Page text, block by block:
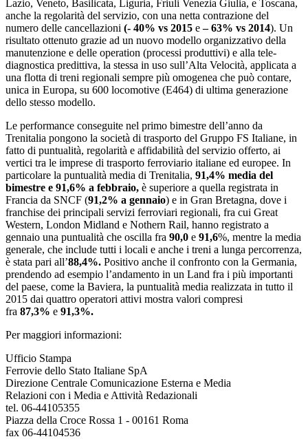
Lazio, Veneto, Basilicata, Liguria, Friuli Venezia Giulia, e Toscana,
anche la regolarità del servizio, con una netta contrazione del
numero delle cancellazioni (- 40% vs 2015 e– 63% vs 2014). Un
risultato ottenuto grazie ad un nuovo modello organizzativo della
manutenzione e delle operation (processi produttivi) e alla tele-
diagnostica predittiva, la stessa in uso sull’Alta Velocità, applicata a
una flotta di treni regionali sempre più omogenea che può contare,
unica in Europa, su 600 locomotive (E464) di ultima generazione
dello stesso modello.
Le performance conseguite nel primo bimestre dell’anno da
Trenitalia pongono la società di trasporto del Gruppo FS Italiane, in
fatto di puntualità, regolarità e affidabilità del servizio offerto, ai
vertici tra le imprese di trasporto ferroviario italiane ed europee. In
particolare la puntualità media di Trenitalia, 91,4% media del
bimestre e 91,6% a febbraio, è superiore a quella registrata in
Francia da SNCF (91,2% a gennaio) e in Gran Bretagna, dove i
franchise dei principali servizi ferroviari regionali, fra cui Great
Western, London Midland e Nothern Rail, hanno registrato a
gennaio una puntualità che oscilla fra 90,0 e 91,6%, mentre la media
generale, che include tutti i locali e anche i treni a lunga percorrenza,
è stata pari all’88,4%. Positivo anche il confronto con la Germania,
prendendo ad esempio l’andamento in un Land fra i più importanti
del paese, come la Baviera, la puntualità media realizzata in tutto il
2015 dai quattro operatori attivi mostra valori compresi
fra 87,3% e 91,3%.
Per maggiori informazioni:
Ufficio Stampa
Ferrovie dello Stato Italiane SpA
Direzione Centrale Comunicazione Esterna e Media
Relazioni con i Media e Attività Redazionali
tel. 06-44105355
Piazza della Croce Rossa 1 - 00161 Roma
fax 06-44104536